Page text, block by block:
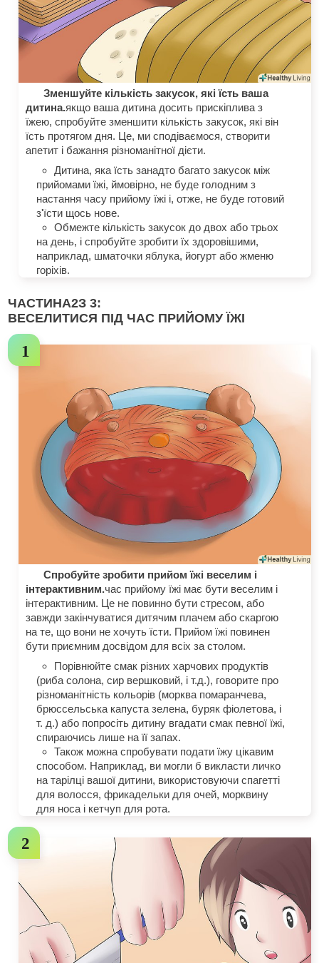
Зменшуйте кількість закусок, які їсть ваша
дитина.якщо ваша дитина досить прискіплива з
їжею, спробуйте зменшити кількість закусок, які він
їсть протягом дня. Це, ми сподіваємося, створити
апетит і бажання різноманітної дієти.
Дитина, яка їсть занадто багато закусок між
прийомами їжі, ймовірно, не буде голодним з
настання часу прийому їжі і, отже, не буде готовий
з'їсти щось нове.
Обмежте кількість закусок до двох або трьох
на день, і спробуйте зробити їх здоровішими,
наприклад, шматочки яблука, йогурт або жменю
горіхів.
ЧАСТИНА2З 3:
ВЕСЕЛИТИСЯ ПІД ЧАС ПРИЙОМУ ЇЖІ
Спробуйте зробити прийом їжі веселим і
інтерактивним.час прийому їжі має бути веселим і
інтерактивним. Це не повинно бути стресом, або
завжди закінчуватися дитячим плачем або скаргою
на те, що вони не хочуть їсти. Прийом їжі повинен
бути приємним досвідом для всіх за столом.
Порівнюйте смак різних харчових продуктів
(риба солона, сир вершковий, і т.д.), говорите про
різноманітність кольорів (морква помаранчева,
брюссельська капуста зелена, буряк фіолетова, і
т. д.) або попросіть дитину вгадати смак певної їжі,
спираючись лише на її запах.
Також можна спробувати подати їжу цікавим
способом. Наприклад, ви могли б викласти личко
на тарілці вашої дитини, використовуючи спагетті
для волосся, фрикадельки для очей, морквину
для носа і кетчуп для рота.